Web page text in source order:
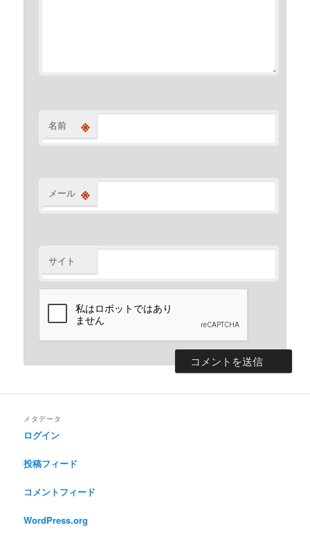
名前 ※
メール ※
サイト
メタデータ
ログイン
投稿フィード
コメントフィード
WordPress.org